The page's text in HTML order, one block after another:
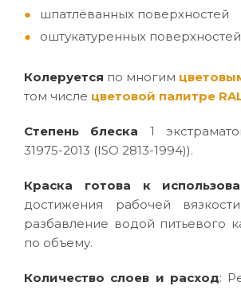
шпатлёванных поверхностей
оштукатуренных
Колеруется по многим
том числе цветовой палитре
Степень блеска 1
31975-2013 (ISO 2813-1994)).
Краска готова к
достижения рабочей
разбавление водой питьевого
по объему.
Количество слоев и расход: